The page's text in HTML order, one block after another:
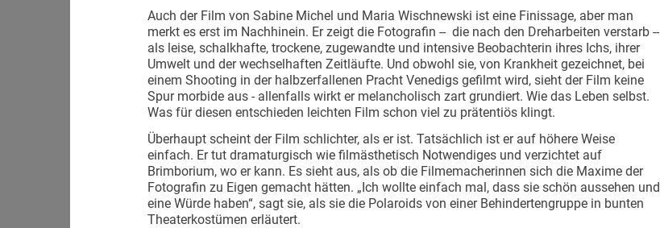
Auch der Film von Sabine Michel und Maria Wischnewski ist eine Finissage, aber man
merkt es erst im Nachhinein. Er zeigt die Fotografin -- die nach den Dreharbeiten verstarb --
als leise, schalkhafte, trockene, zugewandte und intensive Beobachterin ihres Ichs, ihrer
Umwelt und der wechselhaften Zeitläufte. Und obwohl sie, von Krankheit gezeichnet, bei
einem Shooting in der halbzerfallenen Pracht Venedigs gefilmt wird, sieht der Film keine
Spur morbide aus - allenfalls wirkt er melancholisch zart grundiert. Wie das Leben selbst.
Was für diesen entschieden leichten Film schon viel zu prätentiös klingt.
Überhaupt scheint der Film schlichter, als er ist. Tatsächlich ist er auf höhere Weise
einfach. Er tut dramaturgisch wie filmästhetisch Notwendiges und verzichtet auf
Brimborium, wo er kann. Es sieht aus, als ob die Filmemacherinnen sich die Maxime der
Fotografin zu Eigen gemacht hätten. „Ich wollte einfach mal, dass sie schön aussehen und
eine Würde haben“, sagt sie, als sie die Polaroids von einer Behindertengruppe in bunten
Theaterkostümen erläutert.